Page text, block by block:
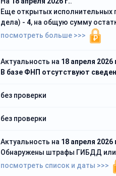
Еще открытых исполнительных
дела) - 4, на общую сумму
посмотреть больше >>>
₽
Актуальность на 18 апреля 2026
В базе ФНП отсутствуют
без проверки
без проверки
Актуальность на 18 апреля 2026
Обнаружены штрафы ГИБДД
посмотреть список и даты >>>